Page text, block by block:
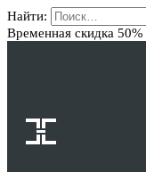
Найти:
Временная скидка 50%